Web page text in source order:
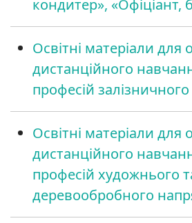
кондитер», «Офіціант,
Освітні матеріали для
дистанційного
професій
Освітні матеріали для
дистанційного
професій художнього
деревообробного